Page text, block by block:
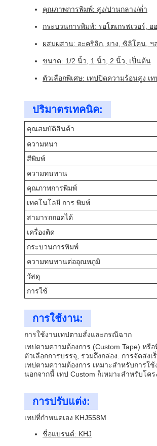
คุณภาพการพิมพ์: สูง/ปานกลาง/ต่ํา
กระบวนการพิมพ์: รอโตเกรฟเวอร์, อ
ผสมผสาน: อะคริลิก, ยาง, ซิลิโคน, ฯ
ขนาด: 1/2 นิ้ว, 1 นิ้ว, 2 นิ้ว, เป็นต้น
ตัวเลือกพิเศษ: เทปปิดความร้อนสูง
ปริมาตรเทคนิค:
คุณสมบัติสินค้า
ความหนา
สีพิมพ์
ความทนทาน
คุณภาพการพิมพ์
เทคโนโลยี การ พิมพ์
สามารถถอดได้
เครื่องติด
กระบวนการพิมพ์
ความทนทานต่ออุณหภูมิ
วัสดุ
การใช้
การใช้งาน:
การใช้งานเทปตามสั่งและกรณีฉาก
เทปตามความต้องการ (Custom Tape) ห
ตัวเลือกการบรรจุ, รวมถึงกล่อง. การจัดส่
เทปตามความต้องการ เหมาะสําหรับการ
นอกจากนี้ เทป Custom ก็เหมาะสําหรับโ
การปรับแต่ง:
เทปที่กําหนดเอง KHJ558M
ชื่อแบรนด์: KHJ